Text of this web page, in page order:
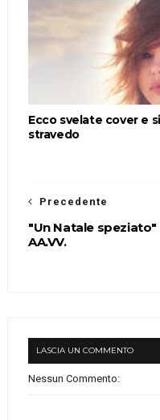
Ecco svelate cover e
stravedo
Precedente
"Un Natale speziato"
AA.VV.
LASCIA UN COMMENTO
Nessun Commento: